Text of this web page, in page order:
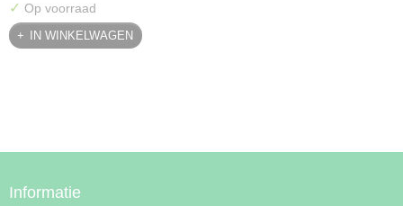
✓ Op voorraad
IN WINKELWAGEN
Informatie